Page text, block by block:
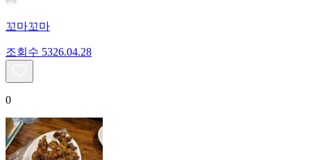
꼬마꼬마
조회수 5326.04.28
0